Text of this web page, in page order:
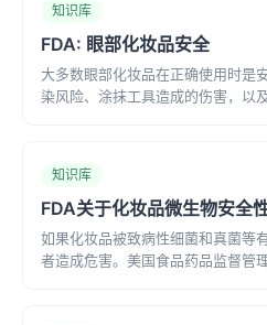
知识库
FDA: 眼部化妆品安全
大多数眼部化妆品在正确使用时是
染风险、涂抹工具造成的伤害，以
知识库
FDA关于化妆品微生物安全
如果化妆品被致病性细菌和真菌等
者造成危害。美国食品药品监督管